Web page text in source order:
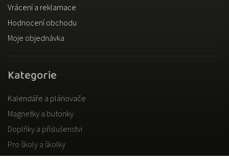
Kategorie
Kalendáře a plánovače
Magnetky a butonky
Doplňky a příslušenství
Pro školy a školky
Vrácení a reklamace
Hodnocení obchodu
Moje objednávka